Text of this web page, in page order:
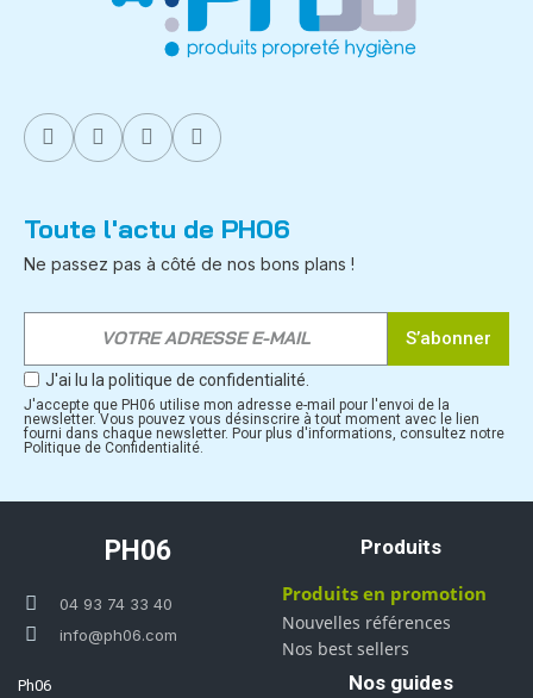
Toute l'actu de PH06
Ne passez pas à côté de nos bons plans !
S’abonner
J'ai lu la politique de confidentialité.
J'accepte que PH06 utilise mon adresse e-mail pour l'envoi de la
newsletter. Vous pouvez vous désinscrire à tout moment avec le lien
fourni dans chaque newsletter. Pour plus d'informations, consultez notre
Politique de Confidentialité.
PH06
04 93 74 33 40
info@ph06.com
Ph06
Produits
Produits en promotion
Nouvelles références
Nos best sellers
Nos guides